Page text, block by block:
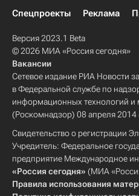
Спецпроекты
Реклама
Версия 2023.1 Beta
© 2026 МИА «Россия сегодня»
Вакансии
Сетевое издание РИА Новости
в Федеральной службе по
информационных технологий и
(Роскомнадзор) 08 апреля 2014
Свидетельство о регистрации
Учредитель: Федеральное
предприятие Международное
«Россия сегодня» (МИА
Правила использования